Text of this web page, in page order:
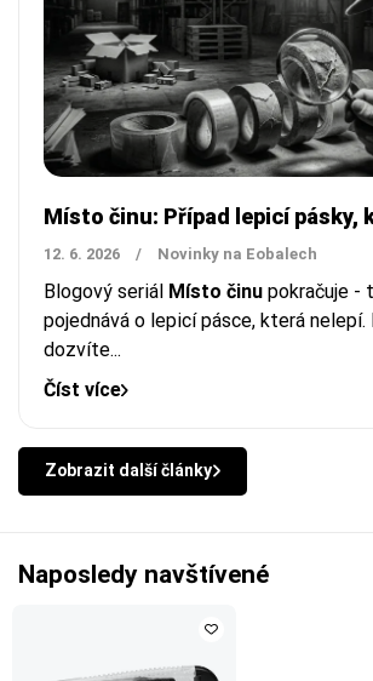
Místo činu: Případ lepicí pásky,
12. 6. 2026 / Novinky na Eobalech
Blogový seriál Místo činu pokračuje -
pojednává o lepicí pásce, která nelepí.
dozvíte...
Číst více
Zobrazit další články
Naposledy navštívené